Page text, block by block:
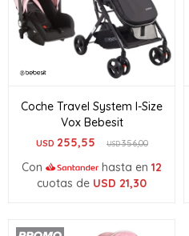
Coche Travel System I-Size
Vox Bebesit
USD 255,55 USD356,00
Con hasta en 12
cuotas de USD 21,30